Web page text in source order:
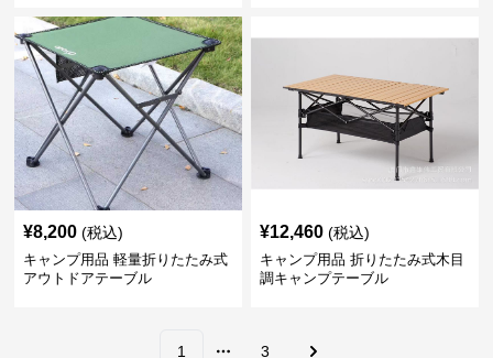
¥8,200 (税込)
キャンプ用品 軽量折りたたみ式
アウトドアテーブル
¥12,460 (税込)
キャンプ用品 折りたたみ式木目
調キャンプテーブル
1 3